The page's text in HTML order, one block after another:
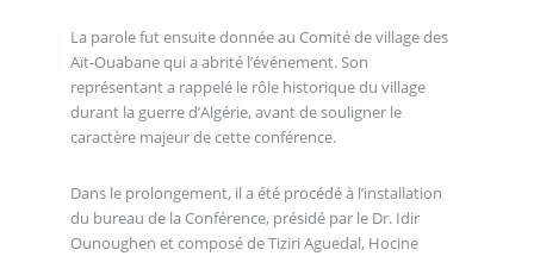
La parole fut ensuite donnée au Comité de village des
Aït-Ouabane qui a abrité l’événement. Son
représentant a rappelé le rôle historique du village
durant la guerre d’Algérie, avant de souligner le
caractère majeur de cette conférence.
Dans le prolongement, il a été procédé à l’installation
du bureau de la Conférence, présidé par le Dr. Idir
Ounoughen et composé de Tiziri Aguedal, Hocine